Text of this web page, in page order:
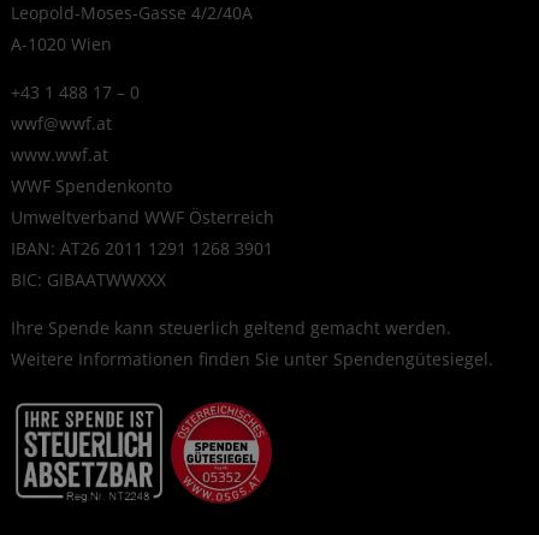
Leopold-Moses-Gasse 4/2/40A
A-1020 Wien
+43 1 488 17 – 0
wwf@wwf.at
www.wwf.at
WWF Spendenkonto
Umweltverband WWF Österreich
IBAN: AT26 2011 1291 1268 3901
BIC: GIBAATWWXXX
Ihre Spende kann steuerlich geltend gemacht werden.
Weitere Informationen finden Sie unter Spendengütesiegel.